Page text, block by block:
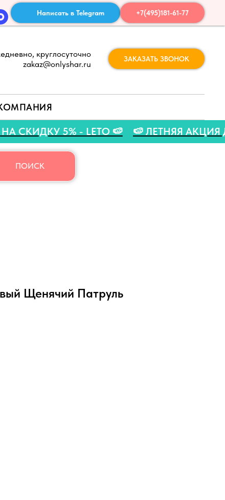
Написать в Telegram +7(495)181-61-77
круглосуточно
zakaz@onlyshar.ru
ЗАКАЗАТЬ ЗВОНОК
НА СКИДКУ 5% - LETO 🍉 🍉 ЛЕТНЯЯ
ПОИСК
Щенячий Патруль